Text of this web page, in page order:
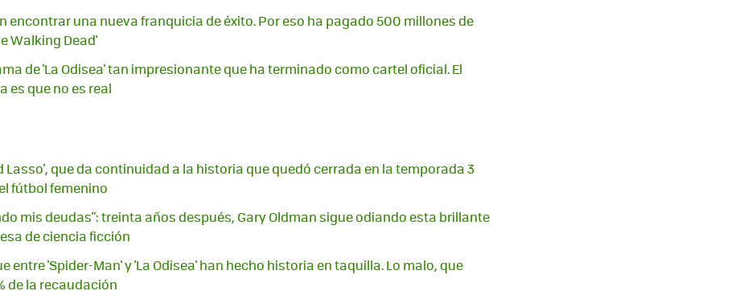
encontrar una nueva franquicia de éxito. Por eso ha pagado 500 millones de
Walking Dead'
de 'La Odisea' tan impresionante que ha terminado como cartel oficial. El
es que no es real
Lasso', que da continuidad a la historia que quedó cerrada en la temporada 3
fútbol femenino
mis deudas": treinta años después, Gary Oldman sigue odiando esta brillante
de ciencia ficción
entre 'Spider-Man' y 'La Odisea' han hecho historia en taquilla. Lo malo, que
de la recaudación